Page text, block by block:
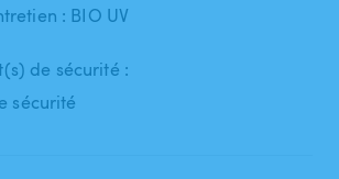
: BIO UV
de sécurité :
sécurité